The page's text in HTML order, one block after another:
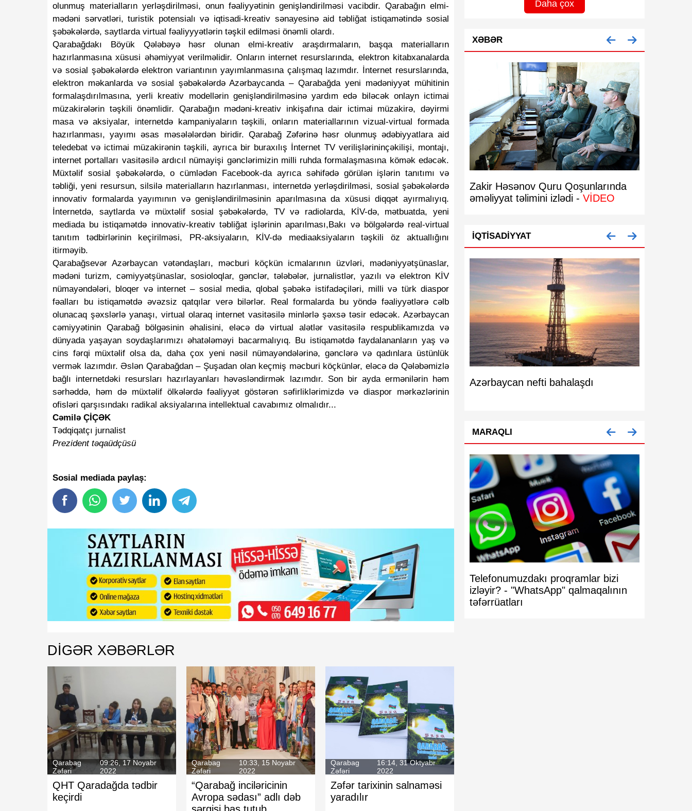
olunmuş materialların yerləşdirilməsi, onun fəaliyyətinin genişləndirilməsi vacibdir. Qarabağın elmi-
mədəni sərvətləri, turistik potensialı və iqtisadi-kreativ sənayesinə aid təbliğat istiqamətində sosial
şəbəkələrdə, saytlarda virtual fəaliyyyətlərin təşkil edilməsi önəmli olardı.
Qarabağdakı Böyük Qələbəyə həsr olunan elmi-kreativ araşdırmaların, başqa materialların
hazırlanmasına xüsusi əhəmiyyət verilməlidir. Onların internet resurslarında, elektron kitabxanalarda
və sosial şəbəkələrdə elektron variantının yayımlanmasına çalışmaq lazımdır. İnternet resurslarında,
elektron məkanlarda və sosial şəbəkələrdə Azərbaycanda – Qarabağda yeni mədəniyyət mühitinin
formalaşdırılmasına, yerli kreativ modellərin genişləndirilməsinə yardım edə biləcək onlayn ictimai
müzakirələrin təşkili önəmlidir. Qarabağın mədəni-kreativ inkişafına dair ictimai müzakirə, dəyirmi
masa və aksiyalar, internetdə kampaniyaların təşkili, onların materiallarının vizual-virtual formada
hazırlanması, yayımı əsas məsələlərdən biridir. Qarabağ Zəfərinə həsr olunmuş ədəbiyyatlara aid
teledebat və ictimai müzakirənin təşkili, ayrıca bir buraxılış İnternet TV verilişlərininçəkilişi, montajı,
internet portalları vasitəsilə ardıcıl nümayişi gənclərimizin milli ruhda formalaşmasına kömək edəcək.
Müxtəlif sosial şəbəkələrdə, o cümlədən Facebook-da ayrıca səhifədə görülən işlərin tanıtımı və
təbliği, yeni resursun, silsilə materialların hazırlanması, internetdə yerləşdirilməsi, sosial şəbəkələrdə
innovativ formalarda yayımının və genişləndirilməsinin aparılmasına da xüsusi diqqət ayırmalıyıq.
İnternetdə, saytlarda və müxtəlif sosial şəbəkələrdə, TV və radiolarda, KİV-də, mətbuatda, yeni
mediada bu istiqamətdə innovativ-kreativ təbliğat işlərinin aparılması,Bakı və bölgələrdə real-virtual
tanıtım tədbirlərinin keçirilməsi, PR-aksiyaların, KİV-də mediaaksiyaların təşkili öz aktuallığını
itirməyib.
Qarabağsevər Azərbaycan vətəndaşları, məcburi köçkün icmalarının üzvləri, mədəniyyətşünaslar,
mədəni turizm, cəmiyyətşünaslar, sosioloqlar, gənclər, tələbələr, jurnalistlər, yazılı və elektron KİV
nümayəndələri, bloqer və internet – sosial media, qlobal şəbəkə istifadəçiləri, milli və türk diaspor
fəalları bu istiqamətdə əvəzsiz qatqılar verə bilərlər. Real formalarda bu yöndə fəaliyyətlərə cəlb
olunacaq şəxslərlə yanaşı, virtual olaraq internet vasitəsilə minlərlə şəxsə təsir edəcək. Azərbaycan
cəmiyyətinin Qarabağ bölgəsinin əhalisini, eləcə də virtual alətlər vasitəsilə respublikamızda və
dünyada yaşayan soydaşlarımızı əhatələməyi bacarmalıyıq. Bu istiqamətdə faydalananların yaş və
cins fərqi müxtəlif olsa da, daha çox yeni nəsil nümayəndələrinə, gənclərə və qadınlara üstünlük
vermək lazımdır. Əslən Qarabağdan – Şuşadan olan keçmiş məcburi köçkünlər, eləcə də Qələbəmizlə
bağlı internetdəki resursları hazırlayanları həvəsləndirmək lazımdır. Son bir ayda ermənilərin həm
sərhəddə, həm də müxtəlif ölkələrdə fəaliyyət göstərən səfirliklərimizdə və diaspor mərkəzlərinin
ofisləri qarşısındakı radikal aksiyalarına intellektual cavabımız olmalıdır...
Cəmilə ÇİÇƏK
Tədqiqatçı jurnalist
Prezident təqaüdçüsü
Sosial mediada paylaş:
DIGƏR XƏBƏRLƏR
Qarabag
Zəfəri
09:26, 17 Noyabr
2022
QHT Qaradağda tədbir
keçirdi
Qarabag
Zəfəri
10:33, 15 Noyabr
2022
“Qarabağ inciləricinin
Avropa sədası” adlı dəb
Qarabag
Zəfəri
16:14, 31 Oktyabr
2022
Zəfər tarixinin salnaməsi
yaradılır
Daha çox
XƏBƏR
məlumatlarınızı heç kimlə
DİN çağırış edir
"Azərbaycan Avropa Şurasından tam
şəkildə çıxsa..." -Dövlət başçısı
Azərbaycan Ermənistana 434 min
avro ödəyib
Zakir Həsənov Quru Qoşunlarında
əməliyyat təlimini izlədi - VİDEO
İQTISADIYYAT
çevirmək istəyənlərin
Yaxın günlərdə yumurta qiymətləri
enəcək?
Məzənnələr açıqlandı:Avroda artım
qeydə alındı
Azərbaycan nefti bahalaşdı
MARAQLI
iyirmiyə yaxını
"Facebook" və "Instagram" bağlana
bilər
Rasim Balayev Azərbaycan
Kinematoqrafçılar İttifaqının sədri
seçildi
Telefonumuzdakı proqramlar bizi
izləyir? - "WhatsApp" qalmaqalının
təfərrüatları